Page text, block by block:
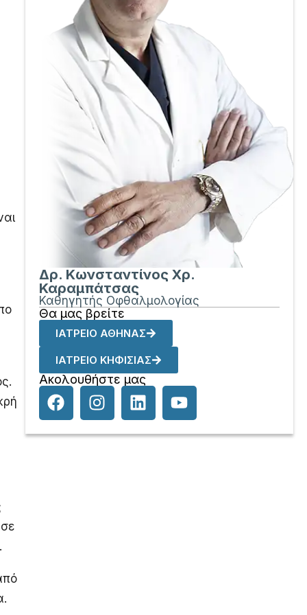
Δρ. Κωνσταντίνος Χρ.
Καραμπάτσας
Καθηγητής Οφθαλμολογίας
Θα μας βρείτε
ΙΑΤΡΕΙΟ ΑΘΗΝΑΣ
ΙΑΤΡΕΙΟ ΚΗΦΙΣΙΑΣ
Ακολουθήστε μας